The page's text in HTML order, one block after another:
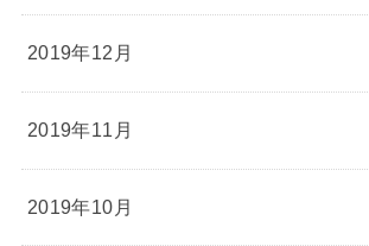
2019年12月
2019年11月
2019年10月